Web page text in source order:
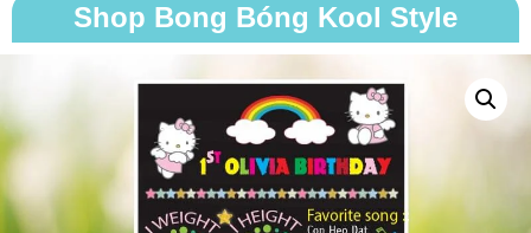
Shop Bong Bóng Kool Style